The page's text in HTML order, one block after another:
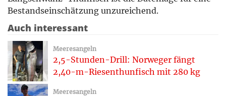
Bestandseinschätzung unzureichend.
Auch interessant
Meeresangeln
2,5-Stunden-Drill: Norweger fängt
2,40-m-Riesenthunfisch mit 280 kg
Meeresangeln